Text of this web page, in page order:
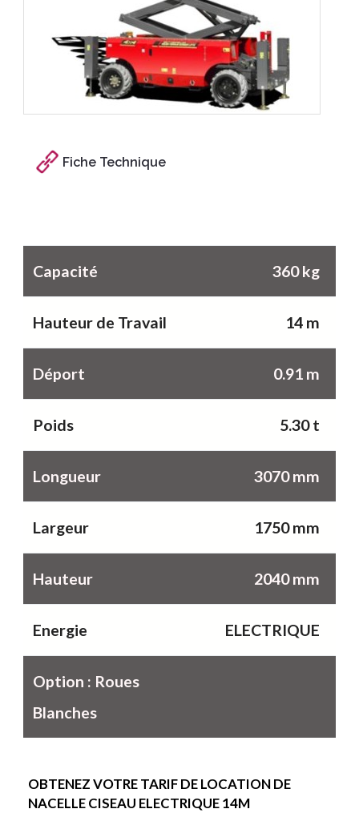
Fiche Technique
Capacité 360 kg
Hauteur de Travail 14 m
Déport 0.91 m
Poids 5.30 t
Longueur 3070 mm
Largeur 1750 mm
Hauteur 2040 mm
Energie ELECTRIQUE
Option : Roues
Blanches
OBTENEZ VOTRE TARIF DE LOCATION DE
NACELLECISEAU ELECTRIQUE 14M